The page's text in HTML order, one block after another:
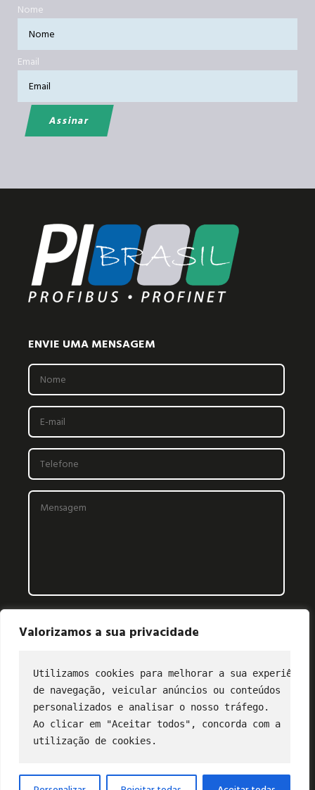
Valorizamos a sua privacidade
Utilizamos cookies para melhorar a sua experiência
de navegação, veicular anúncios ou conteúdos
personalizados e analisar o nosso tráfego.
Ao clicar em "Aceitar todos", concorda com a
utilização de cookies.
Nome
Email
ENVIE UMA MENSAGEM
CONTATO
(11) 2849-3202
profibus@profibus.org.br